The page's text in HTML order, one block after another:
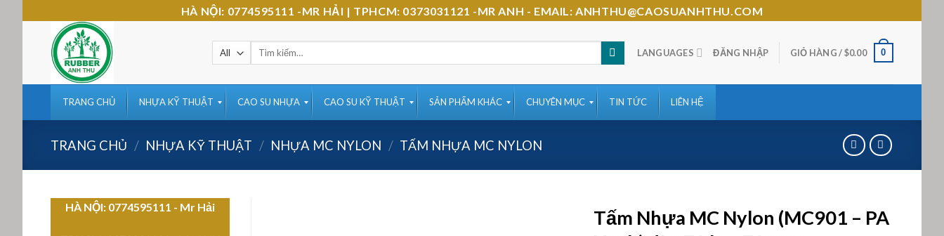
to
content
HÀ NỘI: 0774595111 -MR HẢI | TPHCM: 0373031121 -MR ANH - EMAIL: ANHTHU@CAOSUANHTHU.COM
Tìm
LANGUAGES ĐĂNG NHẬP GIỎ HÀNG /$0.00 0
TRANG CHỦ NHỰA KỸ THUẬT CAO SU NHỰA CAO SU KỸ THUẬT SẢN PHẨM KHÁC CHUYÊN MỤC TIN TỨC LIÊN HỆ
TRANG CHỦ / NHỰA KỸ THUẬT / NHỰA MC NYLON / TẤM NHỰA MC NYLON
HÀ NỘI: 0774595111 - Mr Hải
Tấm Nhựa MC Nylon (MC901 – PA